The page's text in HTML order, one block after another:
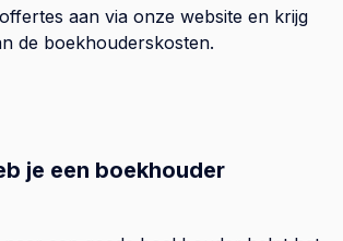
aan via onze website en krijg
de boekhouderskosten.
je een boekhouder